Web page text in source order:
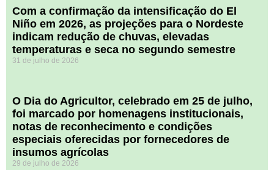
Com a confirmação da intensificação do El
Niño em 2026, as projeções para o Nordeste
indicam redução de chuvas, elevadas
temperaturas e seca no segundo semestre
31 de julho de 2026
O Dia do Agricultor, celebrado em 25 de julho,
foi marcado por homenagens institucionais,
notas de reconhecimento e condições
especiais oferecidas por fornecedores de
insumos agrícolas
29 de julho de 2026